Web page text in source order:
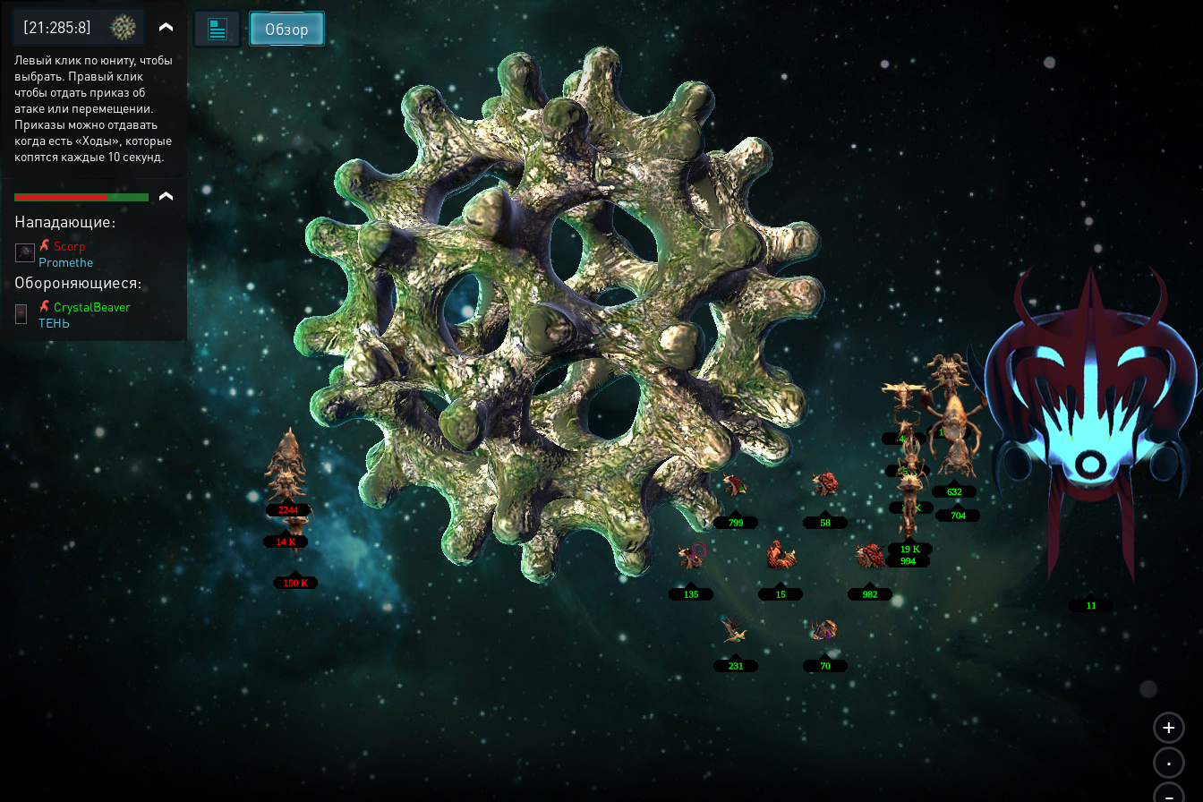
+
.
-
Обзор
[21:285:8]
Левый клик по юниту, чтобы
выбрать. Правый клик
чтобы отдать приказ об
атаке или перемещении.
Приказы можно отдавать
когда есть «Ходы», которые
копятся каждые 10 секунд.
Нападающие:
Scorp
Promethe
Обороняющиеся:
CrystalBeaver
ТЕНЬ